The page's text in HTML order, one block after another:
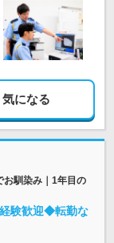
気になる
お馴染み｜1年目の
験歓迎◆転勤な